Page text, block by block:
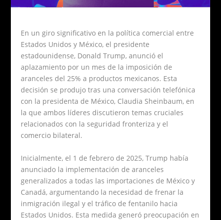
En un giro significativo en la política comercial entre
Estados Unidos y México, el presidente
estadounidense, Donald Trump, anunció el
aplazamiento por un mes de la imposición de
aranceles del 25% a productos mexicanos. Esta
decisión se produjo tras una conversación telefónica
con la presidenta de México, Claudia Sheinbaum, en
la que ambos líderes discutieron temas cruciales
relacionados con la seguridad fronteriza y el
comercio bilateral.
Inicialmente, el 1 de febrero de 2025, Trump había
anunciado la implementación de aranceles
generalizados a todas las importaciones de México y
Canadá, argumentando la necesidad de frenar la
inmigración ilegal y el tráfico de fentanilo hacia
Estados Unidos. Esta medida generó preocupación en